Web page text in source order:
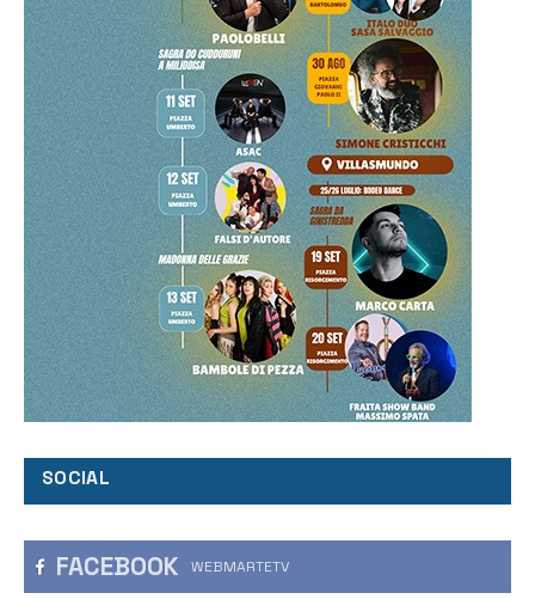
SOCIAL
FACEBOOK WEBMARTETV